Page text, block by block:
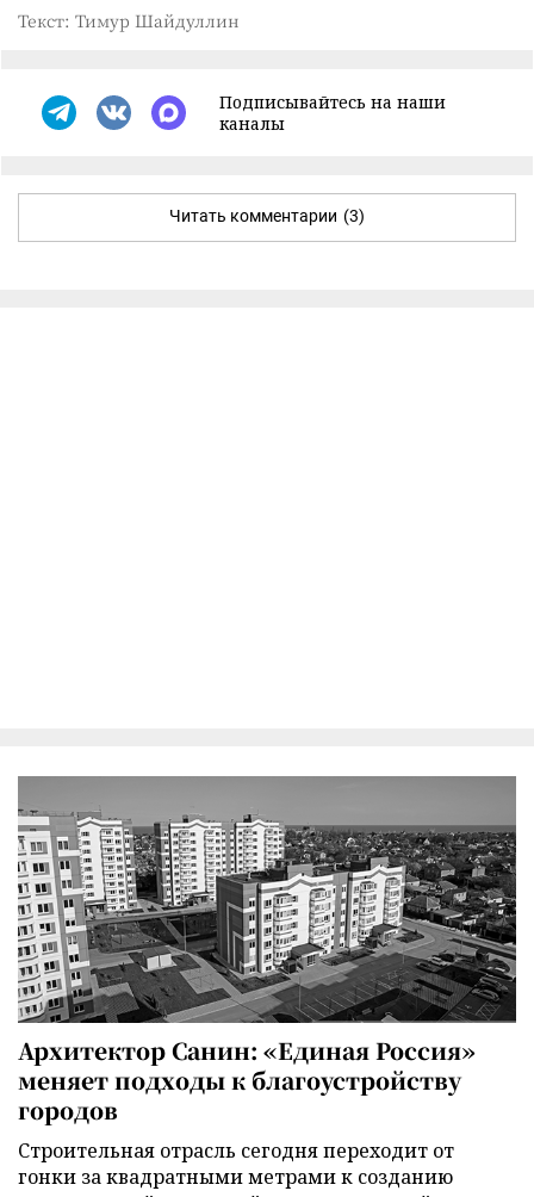
Текст: Тимур Шайдуллин
Подписывайтесь на наши
каналы
Читать комментарии (3)
Архитектор Санин: «Единая Россия»
меняет подходы к благоустройству
городов
Строительная отрасль сегодня переходит от
гонки за квадратными метрами к созданию